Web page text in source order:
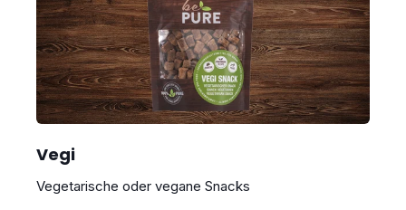
Vegi
Vegetarische oder vegane Snacks